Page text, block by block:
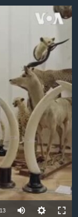
available